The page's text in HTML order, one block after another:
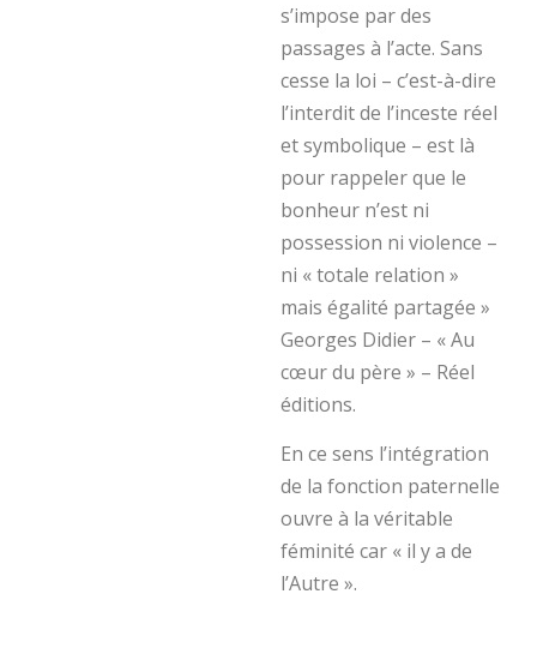
s’impose par des
passages à l’acte. Sans
cesse la loi – c’est-à-dire
l’interdit de l’inceste réel
et symbolique – est là
pour rappeler que le
bonheur n’est ni
possession ni violence –
ni « totale relation »
mais égalité partagée »
Georges Didier – « Au
cœur du père » – Réel
éditions.
En ce sens l’intégration
de la fonction paternelle
ouvre à la véritable
féminité car « il y a de
l’Autre ».